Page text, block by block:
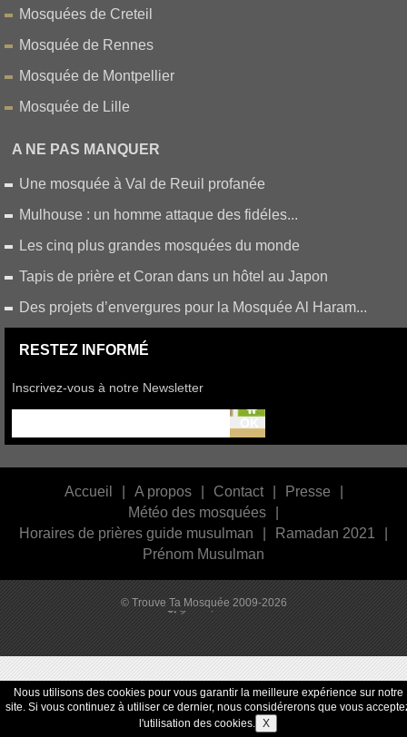
Mosquées de Creteil
Mosquée de Rennes
Mosquée de Montpellier
Mosquée de Lille
A NE PAS MANQUER
Une mosquée à Val de Reuil profanée
Mulhouse : un homme attaque des fidéles...
Les cinq plus grandes mosquées du monde
Tapis de prière et Coran dans un hôtel au Japon
Des projets d’envergures pour la Mosquée Al Haram...
RESTEZ INFORMÉ
Inscrivez-vous à notre Newsletter
Accueil A propos Contact Presse
Météo des mosquées
Horaires de prières guide musulman
Ramadan 2021
Prénom Musulman
© Trouve Ta Mosquée 2009-2026
Nous utilisons des cookies pour vous garantir la meilleure expérience sur notre
site. Si vous continuez à utiliser ce dernier, nous considérerons que vous
l'utilisation des cookies. X